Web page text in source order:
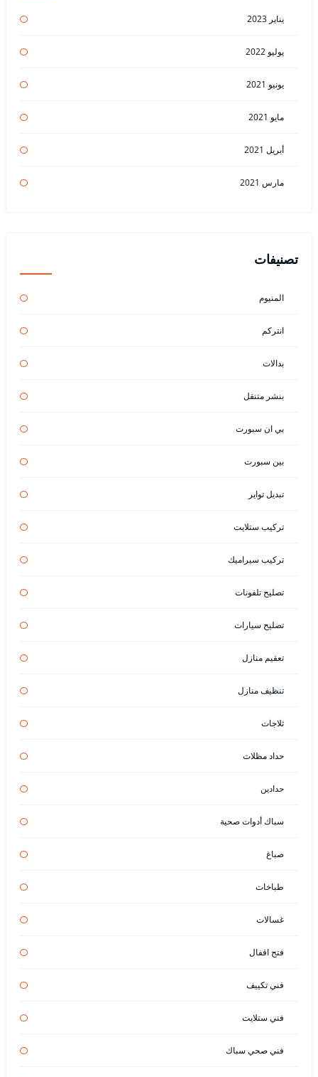
يناير 2023
يوليو 2022
يونيو 2021
مايو 2021
أبريل 2021
مارس 2021
تصنيفات
المنيوم
انتركم
بدالات
بنشر متنقل
بي ان سبورت
بين سبورت
تبديل تواير
تركيب ستلايت
تركيب سيراميك
تصليح تلفونات
تصليح سيارات
تعقيم منازل
تنظيف منازل
ثلاجات
حداد مظلات
حدادين
سباك أدوات صحية
صباغ
طباخات
غسالات
فتح اقفال
فني تكييف
فني ستلايت
فني صحي سباك